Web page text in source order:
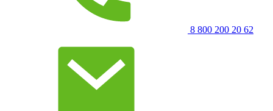
8 800 200 20 62